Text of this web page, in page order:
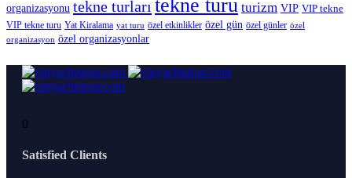
organizasyonu tekne turları tekne turu turizm VIP VIP tekne
VIP tekne turu Yat Kiralama yat turu özel etkinlikler özel gün özel günler özel
organizasyon özel organizasyonlar
0
Satisfied Clients